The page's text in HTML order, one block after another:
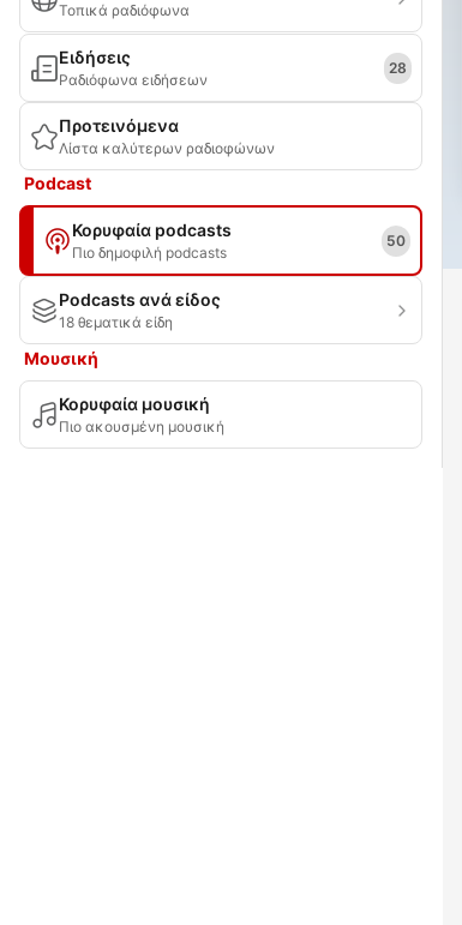
Τοπικά ραδιόφωνα
Ειδήσεις
Ραδιόφωνα ειδήσεων
28
Προτεινόμενα
Λίστα καλύτερων ραδιοφώνων
Podcast
Κορυφαία podcasts
Πιο δημοφιλή podcasts
50
Podcasts ανά είδος
18 θεματικά είδη
Μουσική
Κορυφαία μουσική
Πιο ακουσμένη μουσική